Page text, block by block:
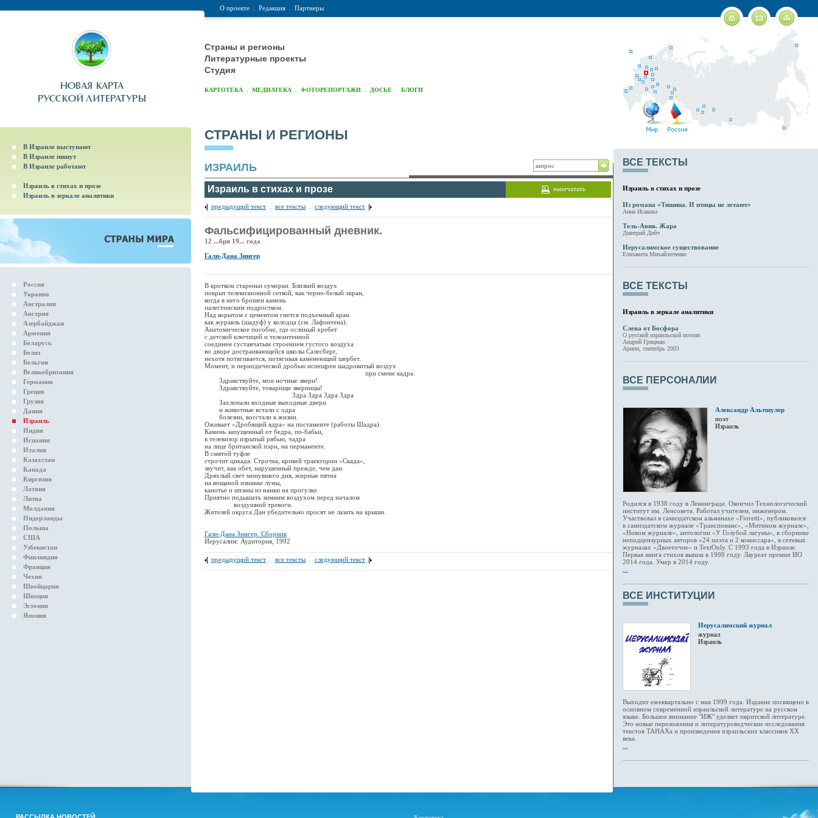
О проекте Редакция Партнеры
Страны и регионы
Литературные проекты
Студия
КАРТОТЕКА МЕДИАТЕКА ФОТОРЕПОРТАЖИ ДОСЬЕ БЛОГИ
В Израиле выступают
В Израиле пишут
В Израиле работают
Израиль в стихах и прозе
Израиль в зеркале аналитики
Россия
Украина
Австралия
Австрия
Азербайджан
Армения
Беларусь
Белиз
Бельгия
Великобритания
Германия
Греция
Грузия
Дания
Израиль
Индия
Испания
Италия
Казахстан
Канада
Киргизия
Латвия
Литва
Молдавия
Нидерланды
Польша
США
Узбекистан
Финляндия
Франция
Чехия
Швейцария
Швеция
Эстония
Япония
СТРАНЫ И РЕГИОНЫ
ИЗРАИЛЬ
Израиль в стихах и прозе напечатать
предыдущий текст все тексты следующий текст
Фальсифицированный дневник.
12 ...бря 19... года
Гали-Дана Зингер
В кротком стареньи сумерки. Близкий воздух
покрыт телевизионной сеткой, как черно-белый экран,
когда в него брошен камень
палестинским подростком.
Над корытом с цементом гнется подъемный кран
как журавль (шадуф) у колодца (см. Лафонтена).
Анатомическое пособие, где ослиный хребет
с детской ключицей и телеантенной
соединен суставчатым строением густого воздуха
во дворе достраивающейся школы Салесберг,
нехотя потягивается, потягивая каменеющий шербет.
Момент, и периодической дробью испещрен шадровитый воздух
при смене кадра.
Здравствуйте, мои ночные звери!
Здравствуйте, товарищи зверинцы!
Здра Здра Здра Здра
Захлопали входные выходные двери
и животные встали с одра
болезни, восстали к жизни.
Оживает «Дробящий ядра» на постаменте (работы Шадра).
Камень запущенный от бедра, по-бабьи,
в телевизор изрытый рябью, чадра
на лице британской пэри, на перманенте.
В смятой туфле
строчит цикада. Строчка, кривей траектории «Скада»,
звучит, как обет, нарушенный прежде, чем дан.
Дряхлый свет минувшего дня, жирные пятна
на вощаной изнанке луны,
канотье и штаны из нанки на прогулке.
Приятно подышать зимним воздухом перед началом
воздушной тревоги.
Жителей округа Дан убедительно просят не лазать на крыши.
Гали-Дана Зингер. Сборник
Иерусалим: Аудитория, 1992
предыдущий текст все тексты следующий текст
ВСЕ ТЕКСТЫ
Израиль в стихах и прозе
Из романа «Тишина. И птицы не летают»
Анна Исакова
Тель-Авив. Жара
Дмитрий Дейч
Иерусалимское существование
Елизавета Михайличенко
ВСЕ ТЕКСТЫ
Израиль в зеркале аналитики
Слева от Босфора
О русской израильской поэзии
Андрей Грицман
Арион, сентябрь 2003
ВСЕ ПЕРСОНАЛИИ
Александр Альтшулер
поэт
Израиль
Родился в 1938 году в Ленинграде. Окончил Технологический
институт им. Ленсовета. Работал учителем, инженером.
Участвовал в самиздатском альманахе «Fioretti», публиковался
в самиздатском журнале «Транспонанс», «Митином журнале»,
«Новом журнале», антологии «У Голубой лагуны», в сборнике
неподцензурных авторов «24 поэта и 2 комиссара», в сетевых
журналах «Двоеточие» и TextOnly. С 1993 года в Израиле.
Первая книга стихов вышла в 1998 году. Лауреат премии ИО
2014 года. Умер в 2014 году.
ВСЕ ИНСТИТУЦИИ
Иерусалимский журнал
журнал
Израиль
Выходит ежеквартально с мая 1999 года. Издание посвящено в
основном современной израильской литературе на русском
языке. Большое внимание "ИЖ" уделяет ивритской литературе.
Это новые переложения и литературоведческие исследования
текстов ТАНАХа и произведения израильских классиков ХХ
века.